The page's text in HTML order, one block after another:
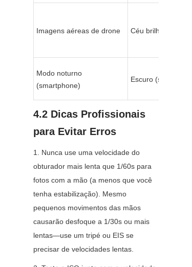
Imagens aéreas de drone Céu brilhante
Modo noturno
(smartphone)
Escuro (sem luz
4.2 Dicas Profissionais
para Evitar Erros
1. Nunca use uma velocidade do
obturador mais lenta que 1/60s para
fotos com a mão (a menos que você
tenha estabilização). Mesmo
pequenos movimentos das mãos
causarão desfoque a 1/30s ou mais
lentas—use um tripé ou EIS se
precisar de velocidades lentas.